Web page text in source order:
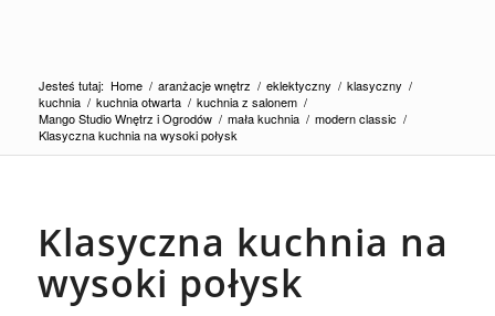
Jesteś tutaj: Home / aranżacje wnętrz / eklektyczny / klasyczny /
kuchnia / kuchnia otwarta / kuchnia z salonem /
Mango Studio Wnętrz i Ogrodów / mała kuchnia / modern classic /
Klasyczna kuchnia na wysoki połysk
Klasyczna kuchnia na
wysoki połysk